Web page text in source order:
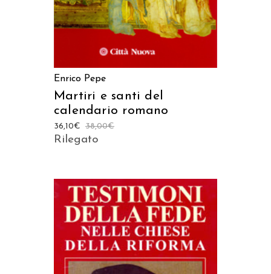
Enrico Pepe
Martiri e santi del
calendario romano
38,00€
36,10€
Rilegato